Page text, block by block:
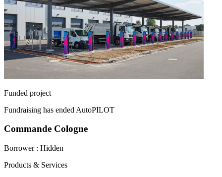
Funded project
Fundraising has ended AutoPILOT
Commande Cologne
Borrower : Hidden
Products & Services